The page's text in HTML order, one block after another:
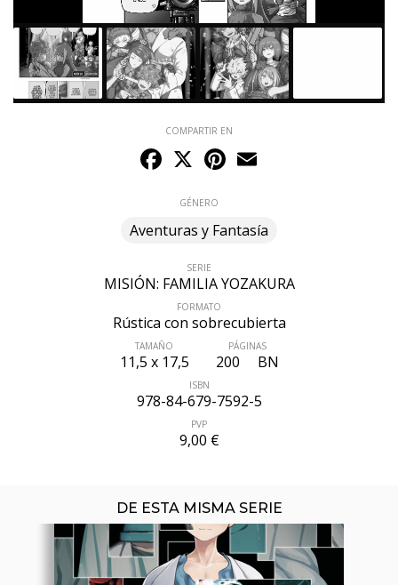
COMPARTIR EN
Facebook
X Pinterest
GÉNERO
Aventuras y Fantasía
SERIE
MISIÓN: FAMILIA YOZAKURA
FORMATO
Rústica con sobrecubierta
TAMAÑO
11,5 x 17,5
PÁGINAS
200 BN
ISBN
978-84-679-7592-5
PVP
9,00 €
DE ESTA MISMA SERIE